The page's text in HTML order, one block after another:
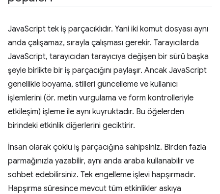
JavaScript tek iş parçacıklıdır. Yani iki komut dosyası aynı
anda çalışamaz, sırayla çalışması gerekir. Tarayıcılarda
JavaScript, tarayıcıdan tarayıcıya değişen bir sürü başka
şeyle birlikte bir iş parçacığını paylaşır. Ancak JavaScript
genellikle boyama, stilleri güncelleme ve kullanıcı
işlemlerini (ör. metin vurgulama ve form kontrolleriyle
etkileşim) işleme ile aynı kuyruktadır. Bu öğelerden
birindeki etkinlik diğerlerini geciktirir.
İnsan olarak çoklu iş parçacığına sahipsiniz. Birden fazla
parmağınızla yazabilir, aynı anda araba kullanabilir ve
sohbet edebilirsiniz. Tek engelleme işlevi hapşırmadır.
Hapşırma süresince mevcut tüm etkinlikler askıya